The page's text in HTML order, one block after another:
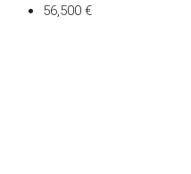
56,500 €